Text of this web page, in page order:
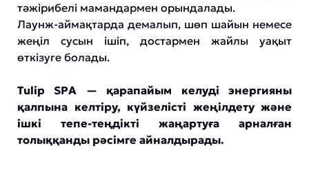
тәжірибелі мамандармен орындалады.
Лаунж-аймақтарда демалып, шөп шайын немесе
жеңіл сусын ішіп, достармен жайлы уақыт
өткізуге болады.
Tulip SPA — қарапайым келуді энергияны
қалпына келтіру, күйзелісті жеңілдету және
ішкі тепе-теңдікті жаңартуға арналған
толыққанды рәсімге айналдырады.